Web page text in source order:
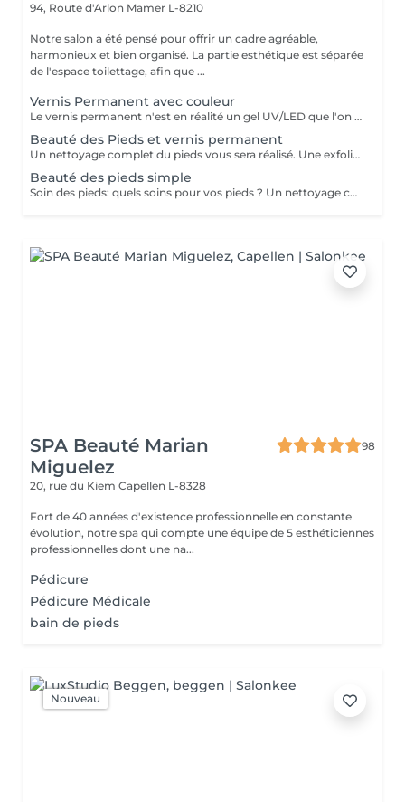
94, Route d'Arlon Mamer L-8210
Notre salon a été pensé pour offrir un cadre agréable,
harmonieux et bien organisé. La partie esthétique est séparée
de l'espace toilettage, afin que ...
Vernis Permanent avec couleur
Le vernis permanent n'est en réalité un gel UV/LED que l'on a conditionné dans un flacon afin de faciliter son application. Le vernis permanent est une matière très fine et a effet d'environ de 2 à 3 semaines. Il est associé avec d' une base et d' une finition et s' applique avec un petit pinceau. En effet, le pinceau est déjà intégré et il n'y a plus qu'à l'appliquer sur les ongles de la cliente.
Beauté des Pieds et vernis permanent
Un nettoyage complet du pieds vous sera réalisé. Une exfoliation de la voute plantaire, puis un traitement adaptés vous sera effectué avec une crème hydratante pour finaliser votre soin. Un vernis permanent vous sera posé avec la couleur de votre choix.
Beauté des pieds simple
Soin des pieds: quels soins pour vos pieds ? Un nettoyage complet du pieds vous sera réalisé. Une exfoliation de la voute plantaire, puis un traitement adaptés vous sera effectué avec une crème hydratante pour finaliser votre soin. Le soin durera 40 minute environ (tout dépend du travail à réaliser)
SPA Beauté Marian
Miguelez
98
20, rue du Kiem Capellen L-8328
Fort de 40 années d'existence professionnelle en constante
évolution, notre spa qui compte une équipe de 5 esthéticiennes
professionnelles dont une na...
Pédicure
Pédicure Médicale
bain de pieds
Nouveau